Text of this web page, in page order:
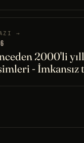
→
2000'li
- İmkansız